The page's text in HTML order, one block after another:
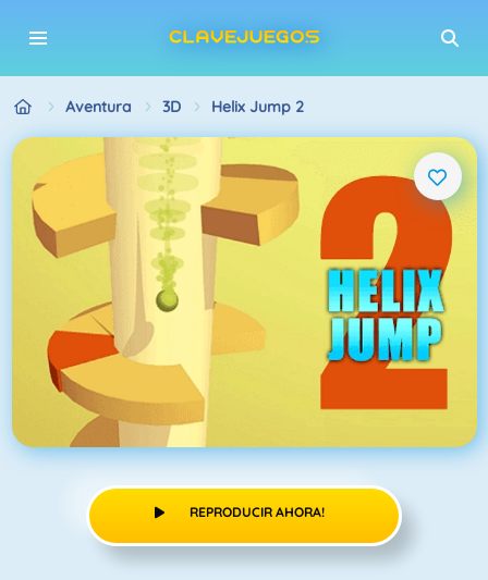
Aventura 3D Helix Jump 2
REPRODUCIR AHORA!